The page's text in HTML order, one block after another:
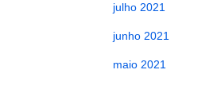
julho 2021
junho 2021
maio 2021